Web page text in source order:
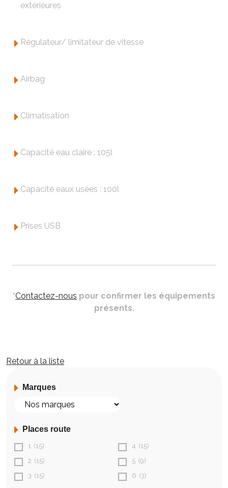
Retour à la liste
Marques
Places route
1 (15)
2 (15)
3 (15)
4 (15)
5 (9)
6 (3)
extérieures
Régulateur/ limitateur de vitesse
Airbag
Climatisation
Capacité eau claire : 105l
Capacité eaux usées : 100l
Prises USB
*Contactez-nous pour confirmer les équipements
présents.